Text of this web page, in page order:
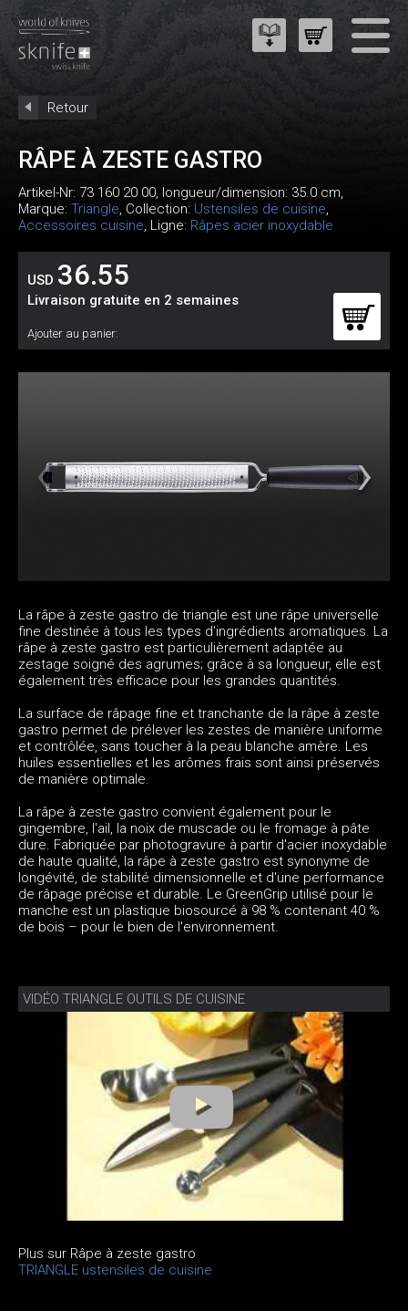
Retour
RÂPE À ZESTE GASTRO
Artikel-Nr: 73 160 20 00, longueur/dimension: 35.0 cm,
Marque: Triangle, Collection: Ustensiles de cuisine,
Accessoires cuisine, Ligne: Râpes acier inoxydable
USD 36.55
Livraison gratuite en 2 semaines
Ajouter au panier:
La râpe à zeste gastro de triangle est une râpe universelle
fine destinée à tous les types d'ingrédients aromatiques. La
râpe à zeste gastro est particulièrement adaptée au
zestage soigné des agrumes; grâce à sa longueur, elle est
également très efficace pour les grandes quantités.
La surface de râpage fine et tranchante de la râpe à zeste
gastro permet de prélever les zestes de manière uniforme
et contrôlée, sans toucher à la peau blanche amère. Les
huiles essentielles et les arômes frais sont ainsi préservés
de manière optimale.
La râpe à zeste gastro convient également pour le
gingembre, l'ail, la noix de muscade ou le fromage à pâte
dure. Fabriquée par photogravure à partir d'acier inoxydable
de haute qualité, la râpe à zeste gastro est synonyme de
longévité, de stabilité dimensionnelle et d'une performance
de râpage précise et durable. Le GreenGrip utilisé pour le
manche est un plastique biosourcé à 98 % contenant 40 %
de bois – pour le bien de l'environnement.
VIDÉO TRIANGLE OUTILS DE CUISINE
Plus sur Râpe à zeste gastro
TRIANGLE ustensiles de cuisine